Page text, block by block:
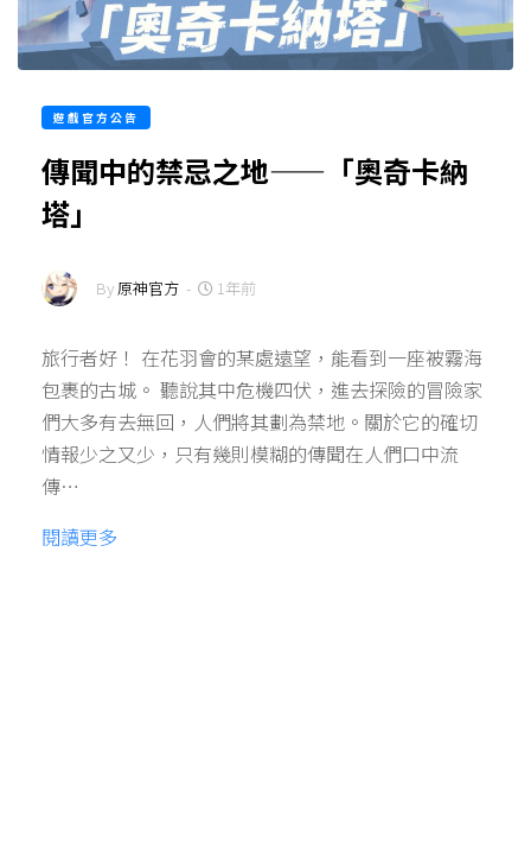
遊戲官方公告
傳聞中的禁忌之地——「奧奇卡納
塔」
By原神官方 - 1年前
旅行者好！ 在花羽會的某處遠望，能看到一座被霧海
包裹的古城。 聽說其中危機四伏，進去探險的冒險家
們大多有去無回，人們將其劃為禁地。關於它的確切
情報少之又少，只有幾則模糊的傳聞在人們口中流
傳…
閱讀更多